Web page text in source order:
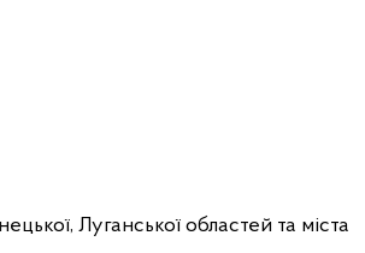
Луганської областей та міста